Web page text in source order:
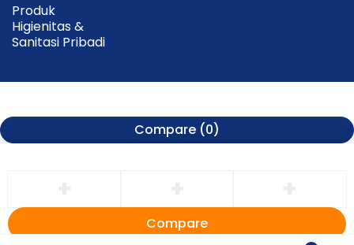
Produk
Higienitas &
Sanitasi Pribadi
Compare (0)
Compare